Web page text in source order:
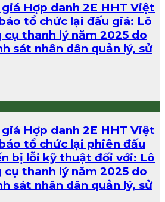
Hợp danh 2E HHT Việt
tổ chức lại đấu giá: Lô
cụ thanh lý năm 2025 do
sát nhân dân quản lý, sử
Hợp danh 2E HHT Việt
tổ chức lại phiên đấu
bị lỗi kỹ thuật đối với: Lô
cụ thanh lý năm 2025 do
sát nhân dân quản lý, sử